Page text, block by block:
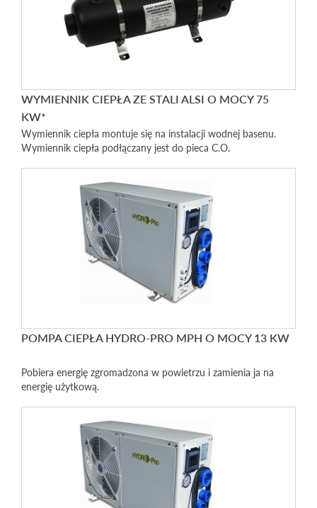
WYMIENNIK CIEPŁA ZE STALI ALSI O MOCY 75
KW*
Wymiennik ciepła montuje się na instalacji wodnej basenu.
Wymiennik ciepła podłączany jest do pieca C.O.
POMPA CIEPŁA HYDRO-PRO MPH O MOCY 13 KW
Pobiera energię zgromadzona w powietrzu i zamienia ja na
energię użytkową.